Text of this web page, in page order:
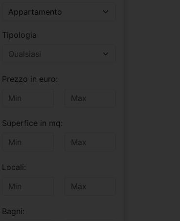
Appartamento
Tipologia
Prezzo in euro:
Superfice in mq:
Locali:
Bagni: